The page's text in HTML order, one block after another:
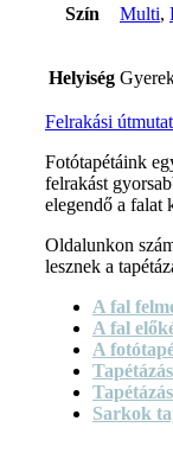
Szín Multi,
Helyiség
Felrakási
Fotótapétáink
felrakást
elegendő a falat
Oldalunkon
lesznek a
A fal
A fal
A
Sarkok